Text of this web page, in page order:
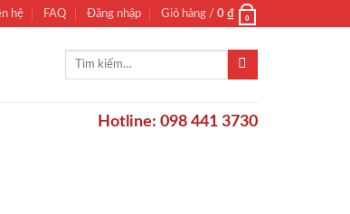
hệ FAQ Đăng nhập Giỏ hàng / 0 ₫ 0
Tìm
Hotline: 098 441 3730